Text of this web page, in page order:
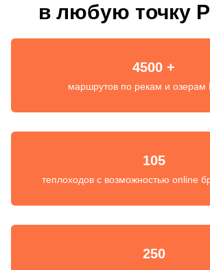
в любую точку
4500 +
маршрутов по рекам и озерам
105
теплоходов с возможностью online
250